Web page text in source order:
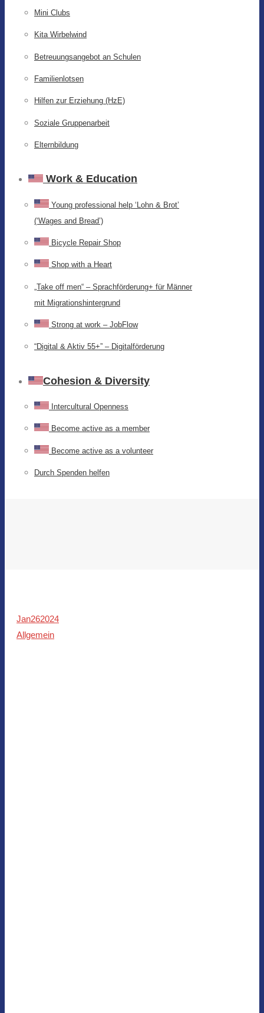
Mini Clubs
Kita Wirbelwind
Betreuungsangebot an Schulen
Familienlotsen
Hilfen zur Erziehung (HzE)
Soziale Gruppenarbeit
Elternbildung
Work & Education
Young professional help ‘Lohn & Brot’
(‘Wages and Bread’)
Bicycle Repair Shop
Shop with a Heart
„Take off men“ – Sprachförderung+ für Männer
mit Migrationshintergrund
Strong at work – JobFlow
“Digital & Aktiv 55+” – Digitalförderung
Cohesion & Diversity
Intercultural Openness
Become active as a member
Become active as a volunteer
Durch Spenden helfen
Jan262024
Allgemein